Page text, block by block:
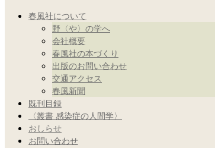
春風社について
野〈や〉の学へ
会社概要
春風社の本づくり
出版のお問い合わせ
交通アクセス
春風新聞
既刊目録
〈叢書 感染症の人間学〉
おしらせ
お問い合わせ